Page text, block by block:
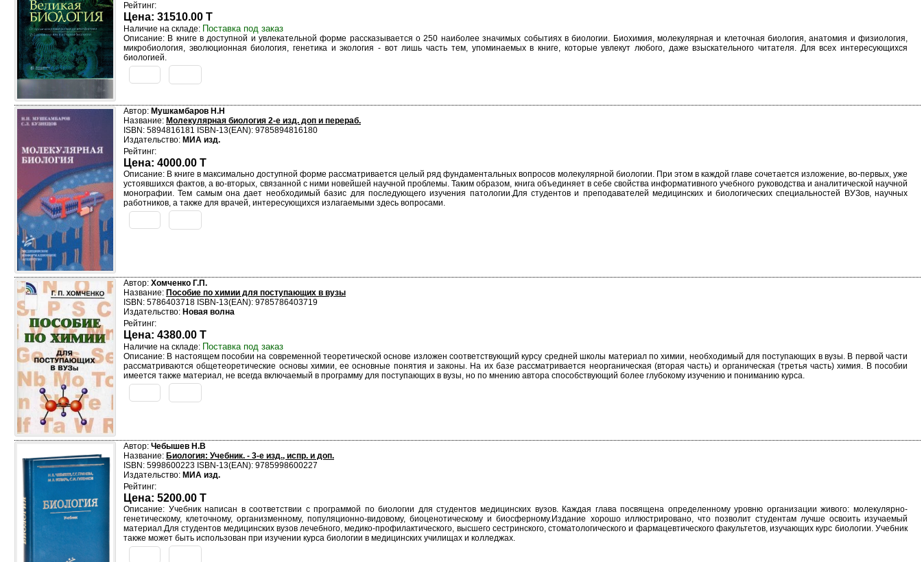
Рейтинг:
Цена: 31510.00 T
Наличие на складе: Поставка под заказ
Описание: В книге в доступной и увлекательной форме рассказывается о 250 наиболее значимых событиях в биологии. Биохимия, молекулярная и клеточная биология, анатомия и физиология,
микробиология, эволюционная биология, генетика и экология - вот лишь часть тем, упоминаемых в книге, которые увлекут любого, даже взыскательного читателя. Для всех интересующихся
биологией.
Автор: Мушкамбаров Н.Н
Название: Молекулярная биология 2-е изд. доп и перераб.
ISBN: 5894816181 ISBN-13(EAN): 9785894816180
Издательство: МИА изд.
Рейтинг:
Цена: 4000.00 T
Описание: В книге в максимально доступной форме рассматривается целый ряд фундаментальных вопросов молекулярной биологии. При этом в каждой главе сочетается изложение, во-первых, уже
устоявшихся фактов, а во-вторых, связанной с ними новейшей научной проблемы. Таким образом, книга объединяет в себе свойства информативного учебного руководства и аналитической научной
монографии. Тем самым она дает необходимый базис для последующего изучения патологии.Для студентов и преподавателей медицинских и биологических специальностей ВУЗов, научных
работников, а также для врачей, интересующихся излагаемыми здесь вопросами.
Автор: Хомченко Г.П.
Название: Пособие по химии для поступающих в вузы
ISBN: 5786403718 ISBN-13(EAN): 9785786403719
Издательство: Новая волна
Рейтинг:
Цена: 4380.00 T
Наличие на складе: Поставка под заказ
Описание: В настоящем пособии на современной теоретической основе изложен соответствующий курсу средней школы материал по химии, необходимый для поступающих в вузы. В первой части
рассматриваются общетеоретические основы химии, ее основные понятия и законы. На их базе рассматривается неорганическая (вторая часть) и органическая (третья часть) химия. В пособии
имеется также материал, не всегда включаемый в программу для поступающих в вузы, но по мнению автора способствующий более глубокому изучению и пониманию курса.
Автор: Чебышев Н.В
Название: Биология: Учебник. - 3-е изд., испр. и доп.
ISBN: 5998600223 ISBN-13(EAN): 9785998600227
Издательство: МИА изд.
Рейтинг:
Цена: 5200.00 T
Описание: Учебник написан в соответствии с программой по биологии для студентов медицинских вузов. Каждая глава посвящена определенному уровню организации живого: молекулярно-
генетическому, клеточному, организменному, популяционно-видовому, биоценотическому и биосферному.Издание хорошо иллюстрировано, что позволит студентам лучше освоить изучаемый
материал.Для студентов медицинских вузов лечебного, медико-профилактического, высшего сестринского, стоматологического и фармацевтического факультетов, изучающих курс биологии. Учебник
также может быть использован при изучении курса биологии в медицинских училищах и колледжах.